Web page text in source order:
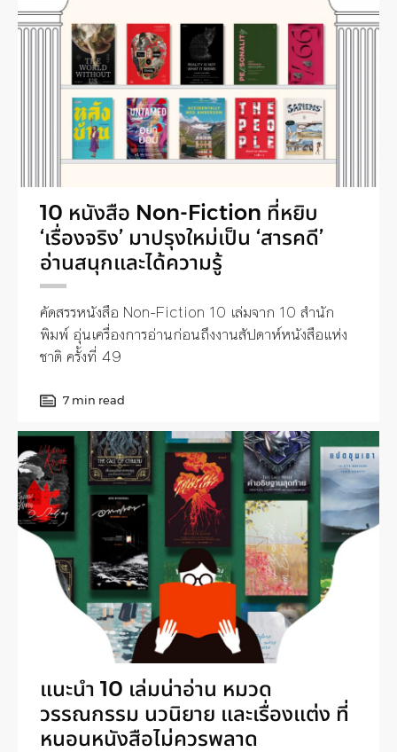
10 หนังสือ Non-Fiction ที่หยิบ
‘เรื่องจริง’ มาปรุงใหม่เป็น ‘สารคดี’
อ่านสนุกและได้ความรู้
คัดสรรหนังสือ Non-Fiction 10 เล่มจาก 10 สำนัก
พิมพ์ อุ่นเครื่องการอ่านก่อนถึงงานสัปดาห์หนังสือแห่ง
ชาติ ครั้งที่ 49
7 min read
แนะนำ 10 เล่มน่าอ่าน หมวด
วรรณกรรม นวนิยาย และเรื่องแต่ง ที่
หนอนหนังสือไม่ควรพลาด